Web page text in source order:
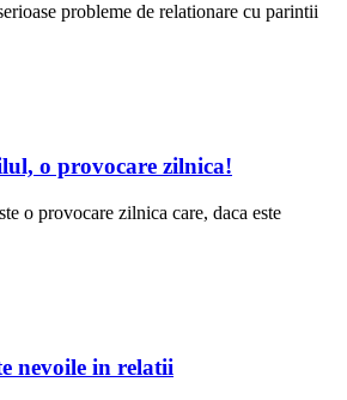
probleme de relationare cu parintii
o provocare zilnica!
o provocare zilnica care, daca este
nevoile in relatii